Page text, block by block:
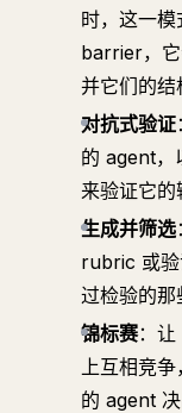
时，这一
barrier，
并它们的结
对抗式验证
的 agent，
来验证它的
生成并筛选
rubric 或验
过检验的那
锦标赛：让
上互相竞争
的 agent 决